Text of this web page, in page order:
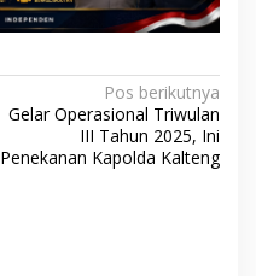
Pos berikutnya
Gelar Operasional Triwulan
III Tahun 2025, Ini
Penekanan Kapolda Kalteng